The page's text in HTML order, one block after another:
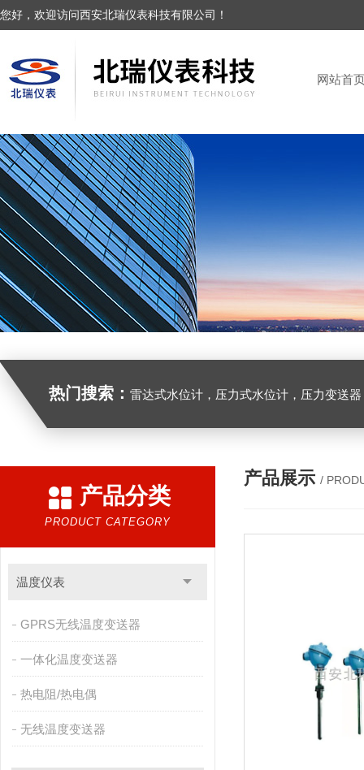
您好，欢迎访问西安北瑞仪表科技有限公司！
网站首
热门搜索： 雷达式水位计，压力式水位计，压力变送器
产品分类
PRODUCT CATEGORY
温度仪表
GPRS无线温度变送器
一体化温度变送器
热电阻/热电偶
无线温度变送器
产品展示 /